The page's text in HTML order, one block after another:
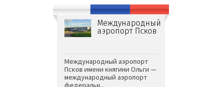
Международный
аэропорт Псков
Международный аэропорт
Псков имени княгини Ольги —
международный аэропорт
федеральн...